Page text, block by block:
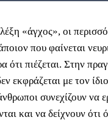
«άγχος», οι
που φαίνεται
ότι πιέζεται. Στην
εκφράζεται με τον
συνεχίζουν να
και να δείχνουν ότι